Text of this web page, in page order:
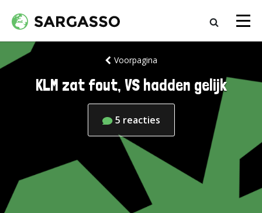
Voorpagina
KLM zat fout, VS hadden gelijk
5 reacties